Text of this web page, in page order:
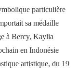
particulière
sa médaille
à Bercy, Kaylia
en Indonésie
artistique, du 19